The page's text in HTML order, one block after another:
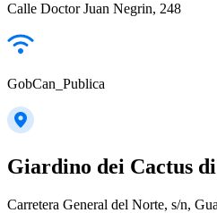
Calle Doctor Juan Negrin, 248
GobCan_Publica
Giardino dei Cactus
Carretera General del Norte, s/n,